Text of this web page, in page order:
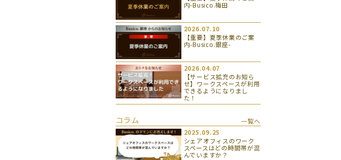
内-Busico.梅田
2026.07.10
【重要】夏季休業のご案
内-Busico.銀座-
2026.04.07
【サービス拡充のお知ら
せ】ワークスペースが利用
できるようになりまし
た！
コラム
一覧へ
2025.09.25
シェアオフィスのワーク
スペースはどの時間帯が混
んでいますか？